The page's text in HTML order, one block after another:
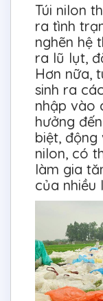
Túi nilon
ra tình
nghẽn hệ
ra lũ lụt,
Hơn nữa,
sinh ra
nhập vào
hưởng
biệt, động
nilon, có
làm gia
của nhiều